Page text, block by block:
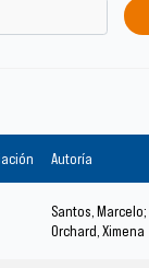
Autoría
Santos, Marcelo;
Orchard, Ximena